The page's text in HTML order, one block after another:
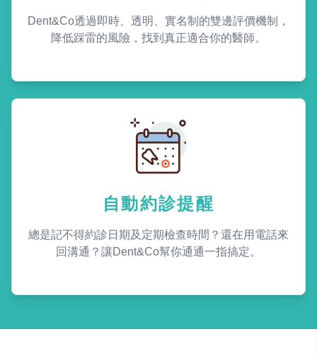
Dent&Co透過即時、透明、實名制的雙邊評價機制，
降低踩雷的風險，找到真正適合你的醫師。
自動約診提醒
總是記不得約診日期及定期檢查時間？還在用電話來
回溝通？讓Dent&Co幫你通通一指搞定。